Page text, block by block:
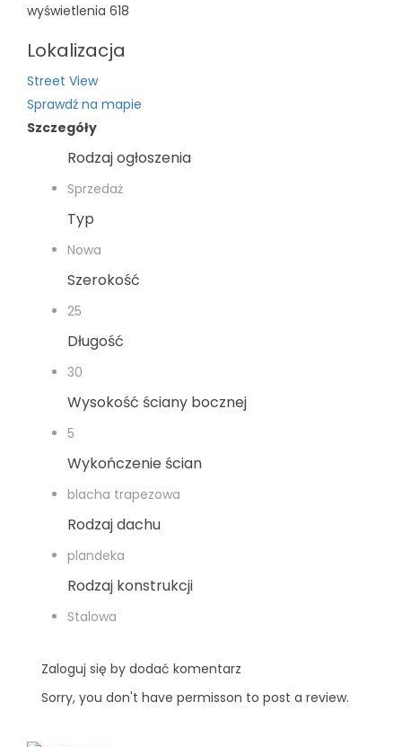
wyświetlenia 618
Lokalizacja
Street View
Sprawdź na mapie
Szczegóły
Rodzaj ogłoszenia
Sprzedaż
Typ
Nowa
Szerokość
25
Długość
30
Wysokość ściany bocznej
5
Wykończenie ścian
blacha trapezowa
Rodzaj dachu
plandeka
Rodzaj konstrukcji
Stalowa
Zaloguj się by dodać komentarz
Sorry, you don't have permisson to post a review.